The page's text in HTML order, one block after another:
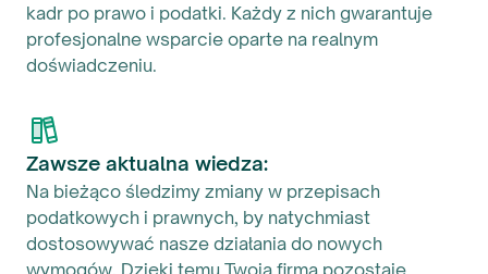
kadr po prawo i podatki. Każdy z nich gwarantuje
profesjonalne wsparcie oparte na realnym
doświadczeniu.
Zawsze aktualna wiedza:
Na bieżąco śledzimy zmiany w przepisach
podatkowych i prawnych, by natychmiast
dostosowywać nasze działania do nowych
wymogów. Dzięki temu Twoja firma pozostaje